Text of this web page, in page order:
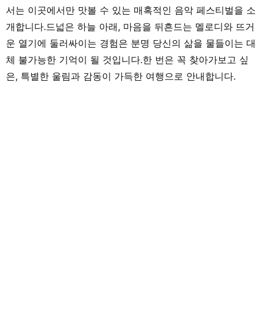
서는 이곳에서만 맛볼 수 있는 매혹적인 음악 페스티벌을 소
개합니다.드넓은 하늘 아래, 마음을 뒤흔드는 멜로디와 뜨거
운 열기에 둘러싸이는 경험은 분명 당신의 삶을 물들이는 대
체 불가능한 기억이 될 것입니다.한 번은 꼭 찾아가보고 싶
은, 특별한 울림과 감동이 가득한 여행으로 안내합니다.